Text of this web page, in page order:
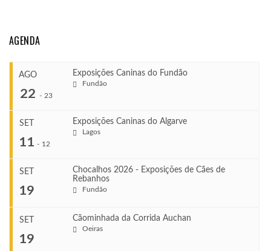
AGENDA
AGO
22 - 23
Exposições Caninas do Fundão
Fundão
Ago 22, 2026
Ago 23, 2026
VENUE
SET
11 - 12
Exposições Caninas do Algarve
Lagos
Set 11, 2026
SET
19
Chocalhos 2026 - Exposições de Cães de
Rebanhos
Fundão
SET
19
Cãominhada da Corrida Auchan
Oeiras